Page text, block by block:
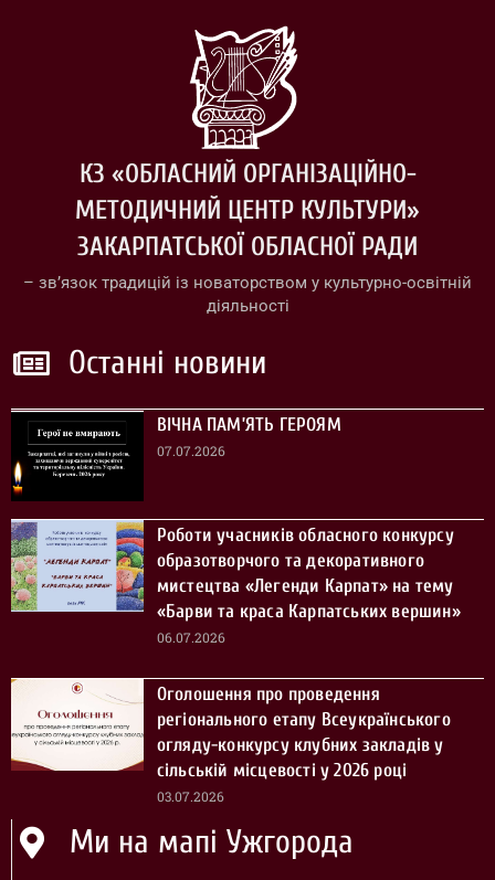
КЗ «ОБЛАСНИЙ ОРГАНІЗАЦІЙНО-
МЕТОДИЧНИЙ ЦЕНТР КУЛЬТУРИ»
ЗАКАРПАТСЬКОЇ ОБЛАСНОЇ РАДИ
– зв’язок традицій із новаторством у культурно-освітній
діяльності
Останні новини
ВІЧНА ПАМ’ЯТЬ ГЕРОЯМ
07.07.2026
Роботи учасників обласного конкурсу
образотворчого та декоративного
мистецтва «Легенди Карпат» на тему
«Барви та краса Карпатських вершин»
06.07.2026
Оголошення про проведення
регіонального етапу Всеукраїнського
огляду-конкурсу клубних закладів у
сільській місцевості у 2026 році
03.07.2026
Ми на мапі Ужгорода